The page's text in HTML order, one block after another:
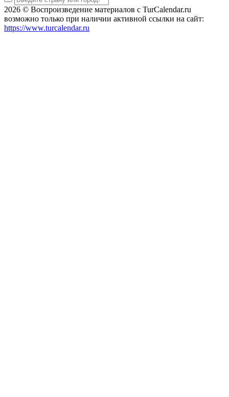
2026 © Воспроизведение материалов c TurCalendar.ru
возможно только при наличии активной ссылки на сайт:
https://www.turcalendar.ru